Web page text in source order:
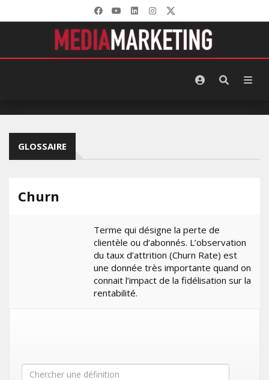
GLOSSAIRE
Churn
Terme qui désigne la perte de
clientèle ou d’abonnés. L’observation
du taux d’attrition (Churn Rate) est
une donnée très importante quand on
connait l’impact de la fidélisation sur la
rentabilité.